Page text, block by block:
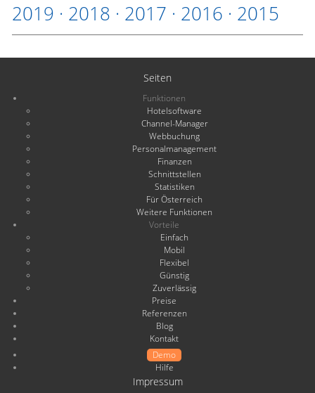
2019 · 2018 · 2017 · 2016 · 2015
Seiten
Funktionen
Hotelsoftware
Channel-Manager
Webbuchung
Personalmanagement
Finanzen
Schnittstellen
Statistiken
Für Österreich
Weitere Funktionen
Vorteile
Einfach
Mobil
Flexibel
Günstig
Zuverlässig
Preise
Referenzen
Blog
Kontakt
Demo
Hilfe
Impressum